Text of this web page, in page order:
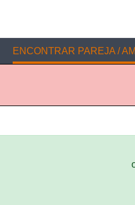
ENCONTRAR PAREJA /